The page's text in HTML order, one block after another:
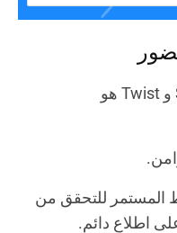
ربما يكون أكبر اختلاف بين Slack و Twist هو
المستمر للتحقق من
اطلاع دائم.